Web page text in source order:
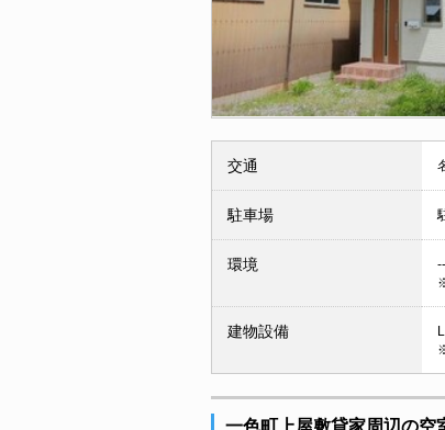
交通
駐車場
環境
--
建物設備